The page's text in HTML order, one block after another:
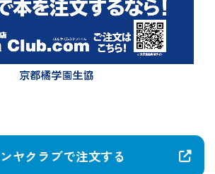
ヤクラブで注文する